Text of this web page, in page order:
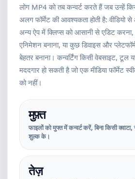
लोग MP4 को तब कन्वर्ट करते हैं जब उन्हें
अलग फॉर्मेट की आवश्यकता होती है: वीडियो
अन्य ऐप में क्लिप्स को आसानी से एडिट
एनिमेशन बनाना, या कुछ डिवाइस और
बेहतर बनाना। कन्वर्टिंग किसी वेबसाइट, टूल
मददगार हो सकती है जो एक मीडिया फॉर्मेट
को नहीं।
मुफ़्त
फाइलों को मुफ्त में कन्वर्ट करें, बिना किसी
शुल्क के।
तेज़